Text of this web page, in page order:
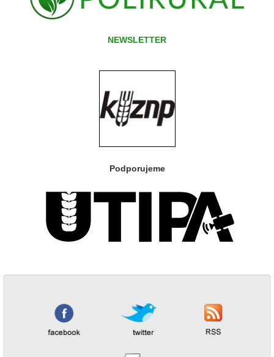
NEWSLETTER
Podporujeme